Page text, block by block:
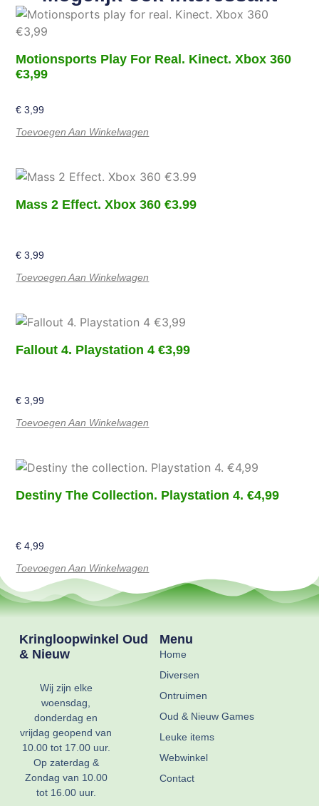
Motionsports Play For Real. Kinect. Xbox 360
€3,99
€ 3,99
Toevoegen Aan Winkelwagen
Mass 2 Effect. Xbox 360 €3.99
€ 3,99
Toevoegen Aan Winkelwagen
Fallout 4. Playstation 4 €3,99
€ 3,99
Toevoegen Aan Winkelwagen
Destiny The Collection. Playstation 4. €4,99
€ 4,99
Toevoegen Aan Winkelwagen
Kringloopwinkel Oud
& Nieuw
Wij zijn elke
woensdag,
donderdag en
vrijdag geopend van
10.00 tot 17.00 uur.
Op zaterdag &
Zondag van 10.00
tot 16.00 uur.
Menu
Home
Diversen
Ontruimen
Oud & Nieuw Games
Leuke items
Webwinkel
Contact